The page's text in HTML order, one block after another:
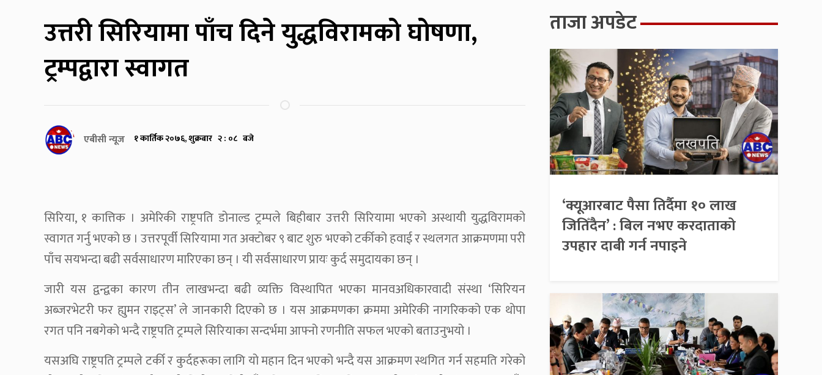
उत्तरी सिरियामा पाँच दिने युद्धविरामको घोषणा,
ट्रम्पद्वारा स्वागत
एबीसी न्यूज १ कार्तिक २०७६, शुक्रबार २ : ०८ बजे
सिरिया, १ कात्तिक । अमेरिकी राष्ट्रपति डोनाल्ड ट्रम्पले बिहीबार उत्तरी सिरियामा भएको अस्थायी युद्धविरामको
स्वागत गर्नु भएको छ । उत्तरपूर्वी सिरियामा गत अक्टोबर ९ बाट शुरु भएको टर्कीको हवाई र स्थलगत आक्रमणमा परी
पाँच सयभन्दा बढी सर्वसाधारण मारिएका छन् । यी सर्वसाधारण प्रायः कुर्द समुदायका छन् ।
जारी यस द्वन्द्वका कारण तीन लाखभन्दा बढी व्यक्ति विस्थापित भएका मानवअधिकारवादी संस्था ‘सिरियन
अब्जरभेटरी फर ह्युमन राइट्स’ ले जानकारी दिएको छ । यस आक्रमणका क्रममा अमेरिकी नागरिकको एक थोपा
रगत पनि नबगेको भन्दै राष्ट्रपति ट्रम्पले सिरियाका सन्दर्भमा आफ्नो रणनीति सफल भएको बताउनुभयो ।
यसअघि राष्ट्रपति ट्रम्पले टर्की र कुर्दहरूका लागि यो महान दिन भएको भन्दै यस आक्रमण स्थगित गर्न सहमति गरेको
ताजा अपडेट
‘क्यूआरबाट पैसा तिर्दैमा १० लाख
जितिँदैन’ : बिल नभए करदाताको
उपहार दाबी गर्न नपाइने